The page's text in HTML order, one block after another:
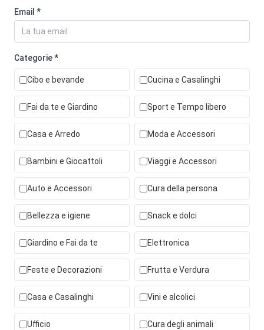
Email *
Categorie *
Cibo e bevande Cucina e Casalinghi
Fai da te e Giardino Sport e Tempo libero
Casa e Arredo Moda e Accessori
Bambini e Giocattoli Viaggi e Accessori
Auto e Accessori Cura della persona
Bellezza e igiene Snack e dolci
Giardino e Fai da te Elettronica
Feste e Decorazioni Frutta e Verdura
Casa e Casalinghi Vini e alcolici
Ufficio Cura degli animali